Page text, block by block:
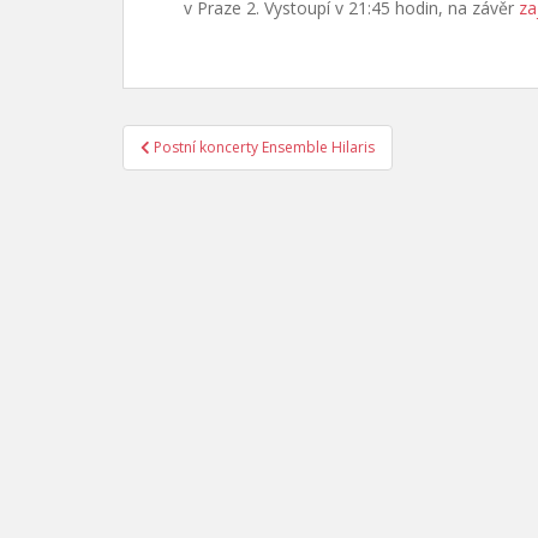
v Praze 2. Vystoupí v 21:45 hodin, na závěr
Navigace
pro
Postní koncerty Ensemble Hilaris